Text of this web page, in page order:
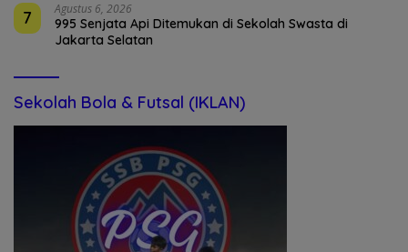
7 Agustus 6, 2026
995 Senjata Api Ditemukan di Sekolah Swasta di
Jakarta Selatan
Sekolah Bola & Futsal (IKLAN)